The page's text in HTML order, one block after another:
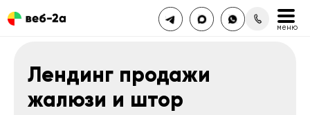
Лендинг продажи
жалюзи и штор